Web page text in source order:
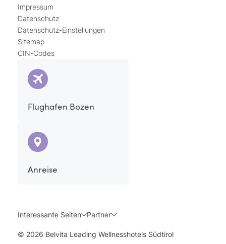
Impressum
Datenschutz
Datenschutz-Einstellungen
Sitemap
CIN-Codes
Flughafen Bozen
Anreise
Interessante Seiten Partner
© 2026 Belvita Leading Wellnesshotels Südtirol